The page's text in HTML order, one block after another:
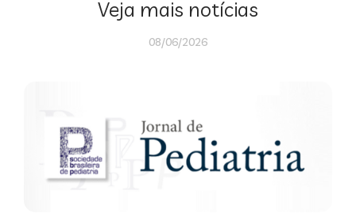
Veja mais notícias
08/06/2026